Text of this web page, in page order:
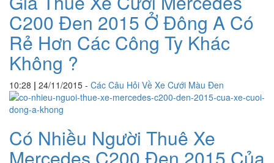
C200 Đen 2015 Ở Đông A Có
Rẻ Hơn Các Công Ty Khác
Không ?
10:28 | 24/11/2015 - Các Câu Hỏi Về Xe Cưới Màu Đen
Có Nhiều Người Thuê Xe
Mercedes C200 Đen 2015 Của